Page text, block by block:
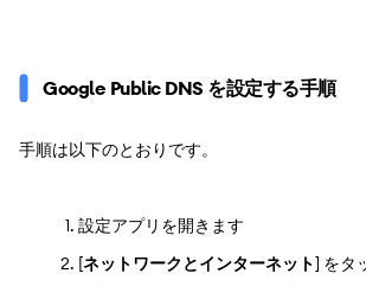
Google Public DNS を設定する手順
手順は以下のとおりです。
設定アプリを開きます
[ネットワークとインターネット] をタ